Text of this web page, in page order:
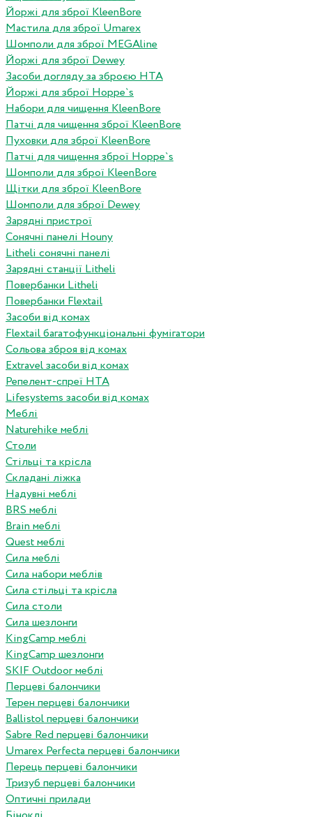
Йоржі для зброї KleenBore
Мастила для зброї Umarex
Шомполи для зброї MEGAline
Йоржі для зброї Dewey
Засоби догляду за зброєю HTA
Йоржі для зброї Hoppe`s
Набори для чищення KleenBore
Патчі для чищення зброї KleenBore
Пуховки для зброї KleenBore
Патчі для чищення зброї Hoppe`s
Шомполи для зброї KleenBore
Щітки для зброї KleenBore
Шомполи для зброї Dewey
Зарядні пристрої
Сонячні панелі Houny
Litheli сонячні панелі
Зарядні станції Litheli
Повербанки Litheli
Повербанки Flextail
Засоби від комах
Flextail багатофункціональні фумігатори
Сольова зброя від комах
Extravel засоби від комах
Репелент-спреї HTA
Lifesystems засоби від комах
Меблі
Naturehike меблі
Столи
Стільці та крісла
Складані ліжка
Надувні меблі
BRS меблі
Brain меблі
Quest меблі
Сила меблі
Сила набори меблів
Сила стільці та крісла
Сила столи
Сила шезлонги
KingCamp меблі
KingCamp шезлонги
SKIF Outdoor меблі
Перцеві балончики
Терен перцеві балончики
Ballistol перцеві балончики
Sabre Red перцеві балончики
Umarex Perfecta перцеві балончики
Перець перцеві балончики
Тризуб перцеві балончики
Оптичні прилади